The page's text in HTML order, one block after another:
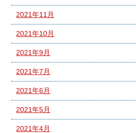
2021年11月
2021年10月
2021年9月
2021年7月
2021年6月
2021年5月
2021年4月